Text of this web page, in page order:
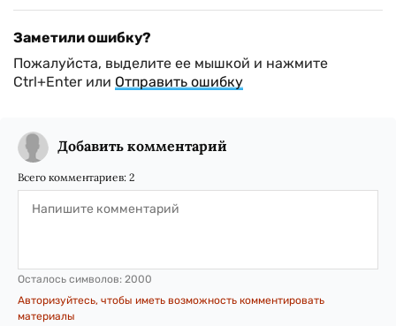
Заметили ошибку?
Пожалуйста, выделите ее мышкой и нажмите
Ctrl+Enter или Отправить ошибку
Добавить комментарий
Всего комментариев: 2
Осталось символов: 2000
Авторизуйтесь, чтобы иметь возможность комментировать
материалы